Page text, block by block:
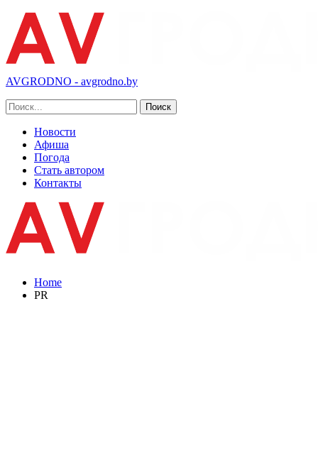
AVGRODNO - avgrodno.by
Новости
Афиша
Погода
Стать автором
Контакты
Home
PR